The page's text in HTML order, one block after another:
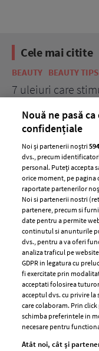
Cele mai citite
BEAUTY BEAUTY TIPS
7 uleiuri care
ELLE Style
2024
Despre ELLE
Romania
Contact
Abonamente
Nouă ne pasă
confidențiale
Noi și partenerii noștri594
dvs., precum
personal. Puteți accepta
orice moment, pe pagina
raportate partenerilor
Noi si partenerii nostri
partenere, precum si
date pentru a permite
continutul si anunturile
dvs., pentru a va oferi
analiza traficul pe
GDPR in legatura cu
fi exercitate prin
acceptati folosirea
acceptul dvs. cu privire
care colaboram. Prin click
schimba preferintele in
necesare pentru
Atât noi, cât și